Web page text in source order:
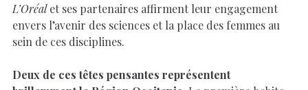
L’Oréalet ses partenaires affirment leur engagement
envers l’avenir des sciences et la place des femmes au
sein de ces disciplines.
Deux de ces têtes pensantes représentent